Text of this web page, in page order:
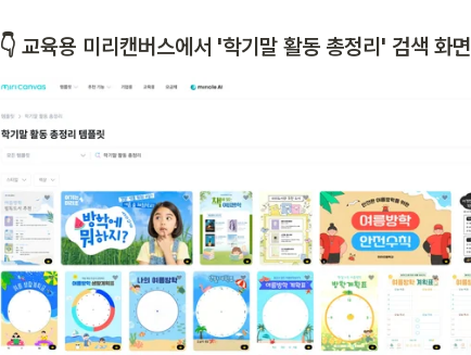
👇 교육용 미리캔버스에서 '학기말 활동 총정리' 검색 화면